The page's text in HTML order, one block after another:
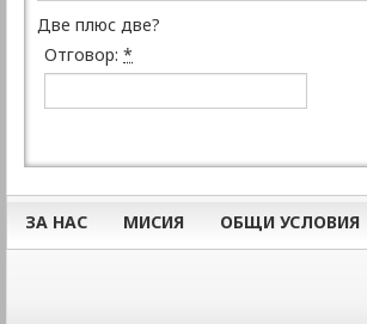
Две плюс две?
Отговор: *
ЗА НАС МИСИЯ ОБЩИ УСЛОВИЯ